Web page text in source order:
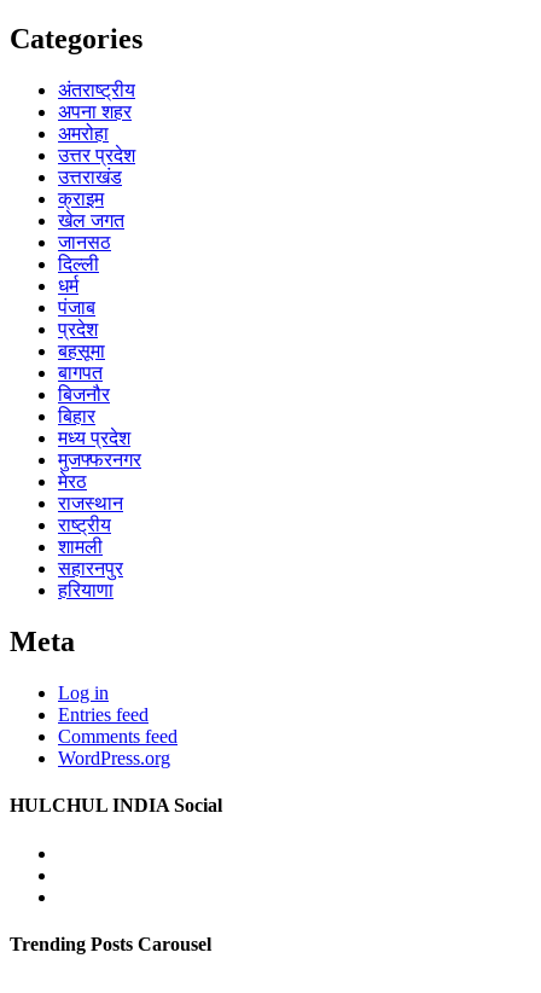
Categories
अंतराष्ट्रीय
अपना शहर
अमरोहा
उत्तर प्रदेश
उत्तराखंड
क्राइम
खेल जगत
जानसठ
दिल्ली
धर्म
पंजाब
प्रदेश
बहसूमा
बागपत
बिजनौर
बिहार
मध्य प्रदेश
मुजफ्फरनगर
मेरठ
राजस्थान
राष्ट्रीय
शामली
सहारनपुर
हरियाणा
Meta
Log in
Entries feed
Comments feed
WordPress.org
HULCHUL INDIA Social
Trending Posts Carousel